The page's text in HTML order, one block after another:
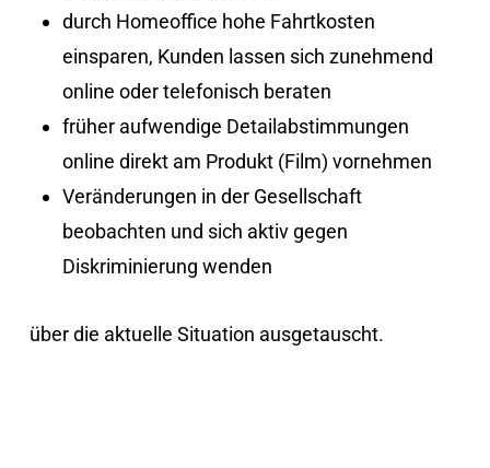
durch Homeoffice hohe Fahrtkosten
einsparen, Kunden lassen sich zunehmend
online oder telefonisch beraten
früher aufwendige Detailabstimmungen
online direkt am Produkt (Film) vornehmen
Veränderungen in der Gesellschaft
beobachten und sich aktiv gegen
Diskriminierung wenden
über die aktuelle Situation ausgetauscht.